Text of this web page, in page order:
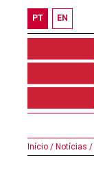
PT EN
Início / Notícias /